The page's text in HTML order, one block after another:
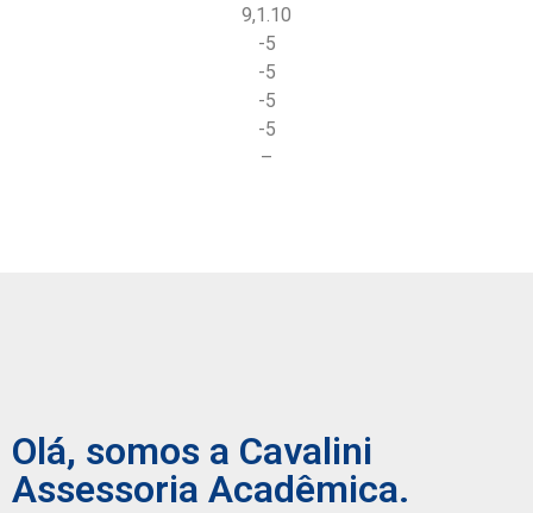
9,1.10
-5
-5
-5
-5
–
Olá, somos a Cavalini
Assessoria Acadêmica.